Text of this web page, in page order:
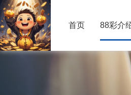
首页 88彩介